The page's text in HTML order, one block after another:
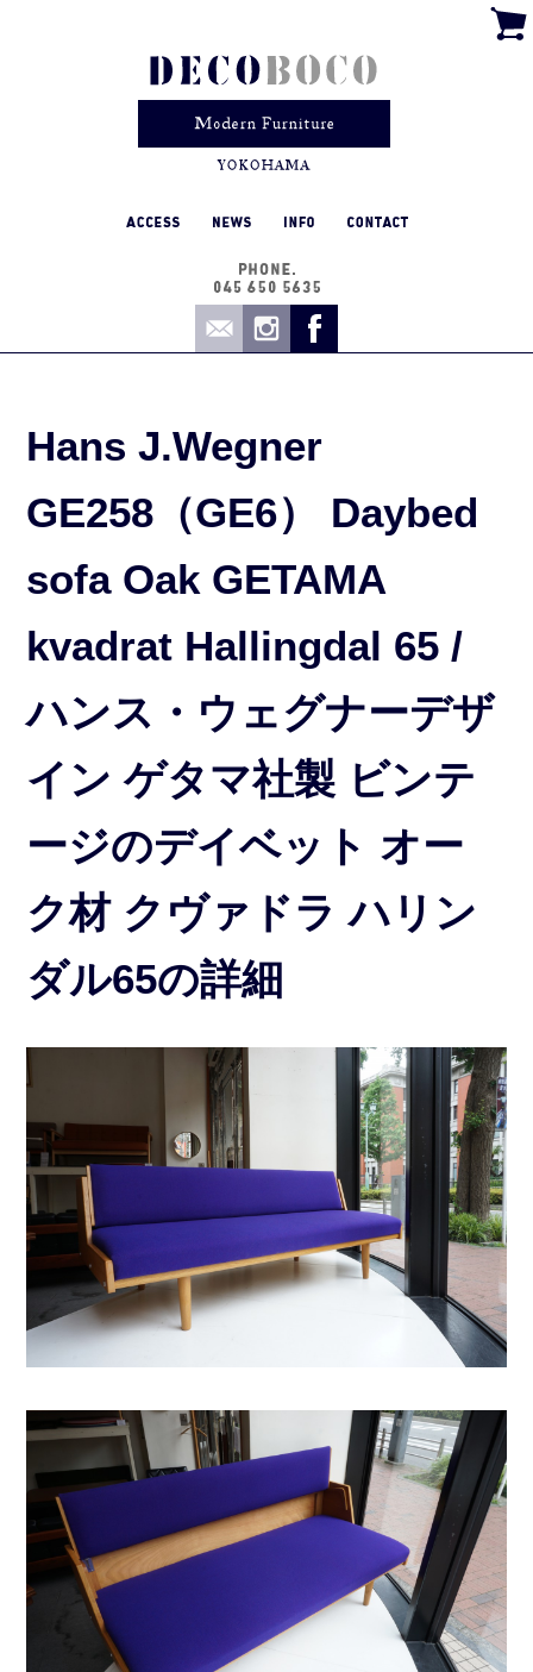
Hans J.Wegner
GE258（GE6） Daybed
sofa Oak GETAMA
kvadrat Hallingdal 65 /
ハンス・ウェグナーデザ
イン ゲタマ社製 ビンテ
ージのデイベット オー
ク材 クヴァドラ ハリン
ダル65の詳細